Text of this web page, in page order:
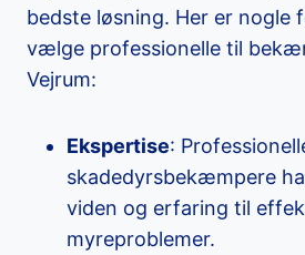
bedste løsning. Her er nogle
vælge professionelle til
Vejrum:
Ekspertise:
skadedyrsbekæmpere
viden og erfaring til
myreproblemer.